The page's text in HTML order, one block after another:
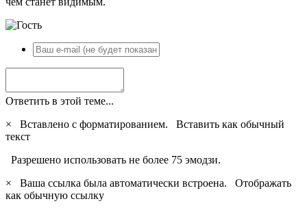
Ответить в этой теме...
×
Вставлено с форматированием. Вставить как обычный
текст
Разрешено использовать не более 75 эмодзи.
×
Ваша ссылка была автоматически встроена. Отображать
как обычную ссылку